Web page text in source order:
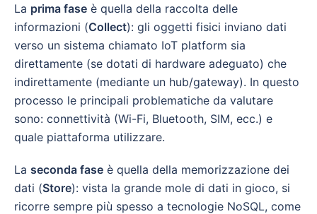
La prima fase è quella della raccolta delle
informazioni (Collect): gli oggetti fisici inviano dati
verso un sistema chiamato IoT platform sia
direttamente (se dotati di hardware adeguato) che
indirettamente (mediante un hub/gateway). In questo
processo le principali problematiche da valutare
sono: connettività (Wi-Fi, Bluetooth, SIM, ecc.) e
quale piattaforma utilizzare.
La seconda fase è quella della memorizzazione dei
dati (Store): vista la grande mole di dati in gioco, si
ricorre sempre più spesso a tecnologie NoSQL, come